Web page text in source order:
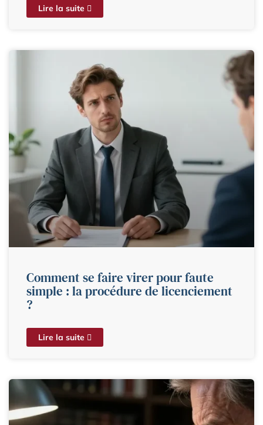
Lire la suite
Comment se faire virer pour faute
simple : la procédure de licenciement
?
Lire la suite